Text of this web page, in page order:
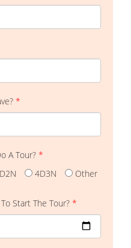
*
A Tour? *
4D3N Other
Start The Tour? *